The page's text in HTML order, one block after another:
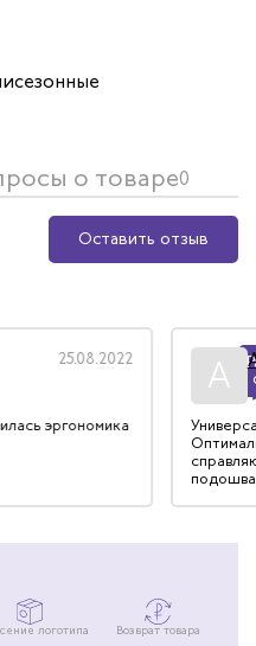
о товаре0
Оставить отзыв
25.08.2022
эргономика
А
логотипа Возврат товара